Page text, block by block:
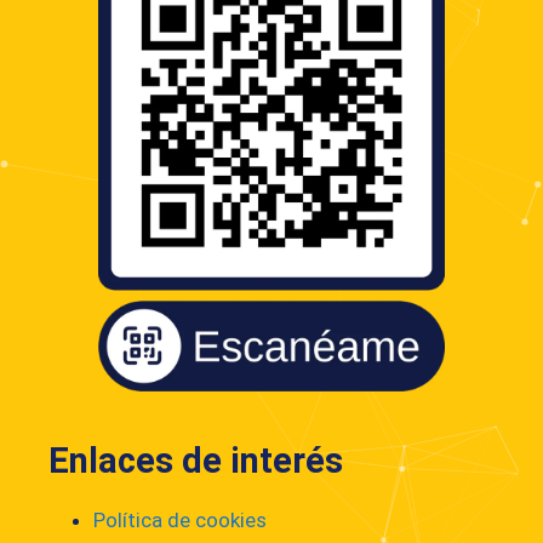
Enlaces de interés
Política de cookies